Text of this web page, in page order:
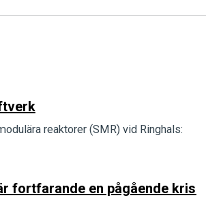
reaktorer (SMR) vid Ringhals:
fortfarande en pågående kris